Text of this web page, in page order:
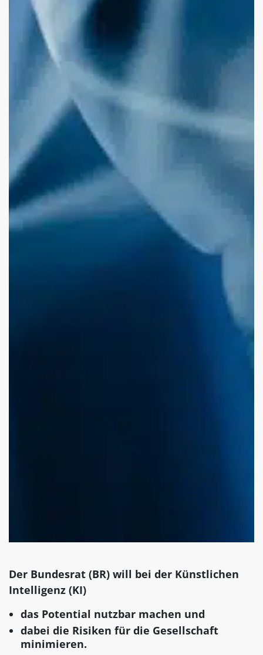
Der Bundesrat (BR) will bei der Künstlichen
Intelligenz (KI)
das Potential nutzbar machen und
dabei die Risiken für die Gesellschaft
minimieren.